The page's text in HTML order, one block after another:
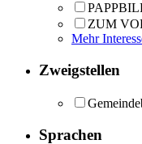
ZUM
Mehr
Zweigstellen
Sprachen